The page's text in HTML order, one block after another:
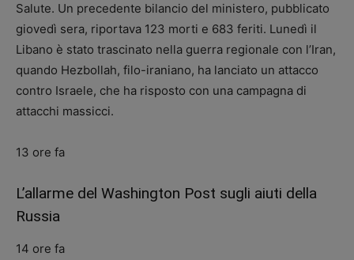
Salute. Un precedente bilancio del ministero, pubblicato
giovedì sera, riportava 123 morti e 683 feriti. Lunedì il
Libano è stato trascinato nella guerra regionale con l’Iran,
quando Hezbollah, filo-iraniano, ha lanciato un attacco
contro Israele, che ha risposto con una campagna di
attacchi massicci.
13 ore fa
L’allarme del Washington Post sugli aiuti della
Russia
14 ore fa